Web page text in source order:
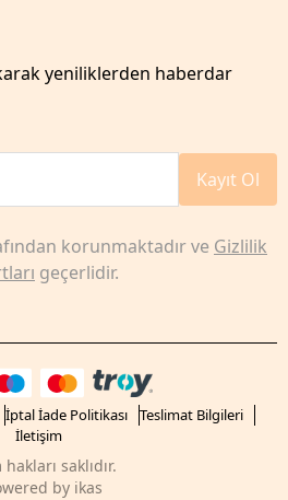
yeniliklerden haberdar
Kayıt Ol
korunmaktadır ve Gizlilik
geçerlidir.
İptal İade Politikası
Teslimat Bilgileri
İletişim
hakları saklıdır.
by ikas